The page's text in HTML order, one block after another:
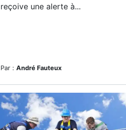
reçoive une alerte à...
Par : André Fauteux